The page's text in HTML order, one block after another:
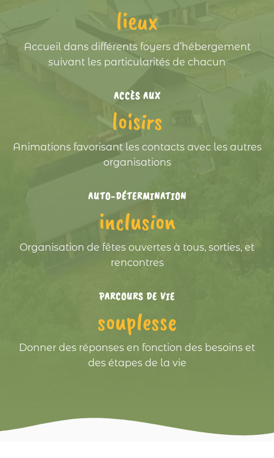
lieux
Accueil dans différents foyers d’hébergement
suivant les particularités de chacun
ACCÈS AUX
loisirs
Animations favorisant les contacts avec les autres
organisations
AUTO-DÉTERMINATION
inclusion
Organisation de fêtes ouvertes à tous, sorties, et
rencontres
PARCOURS DE VIE
souplesse
Donner des réponses en fonction des besoins et
des étapes de la vie